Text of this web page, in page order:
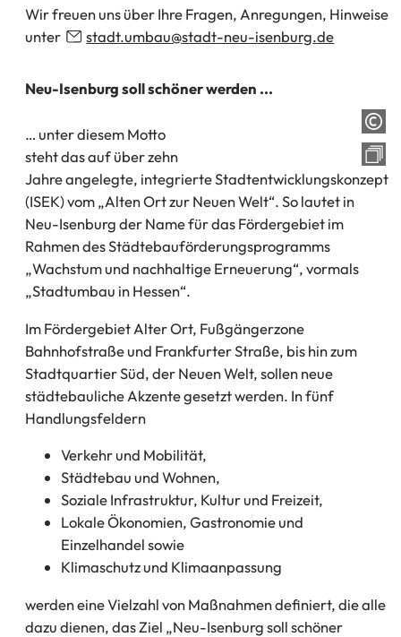
Wir freuen uns über Ihre Fragen, Anregungen, Hinweise
unter
stadt.umbau stadt-neu-isenburg de
Neu-Isenburg soll schöner werden ...
… unter diesem Motto
steht das auf über zehn
Jahre angelegte, integrierte Stadtentwicklungskonzept
(ISEK) vom „Alten Ort zur Neuen Welt“. So lautet in
Neu-Isenburg der Name für das Fördergebiet im
Rahmen des Städtebauförderungsprogramms
„Wachstum und nachhaltige Erneuerung“, vormals
„Stadtumbau in Hessen“.
Im Fördergebiet Alter Ort, Fußgängerzone
Bahnhofstraße und Frankfurter Straße, bis hin zum
Stadtquartier Süd, der Neuen Welt, sollen neue
städtebauliche Akzente gesetzt werden. In fünf
Handlungsfeldern
Verkehr und Mobilität,
Städtebau und Wohnen,
Soziale Infrastruktur, Kultur und Freizeit,
Lokale Ökonomien, Gastronomie und
Einzelhandel sowie
Klimaschutz und Klimaanpassung
werden eine Vielzahl von Maßnahmen definiert, die alle
dazu dienen, das Ziel „Neu-Isenburg soll schöner